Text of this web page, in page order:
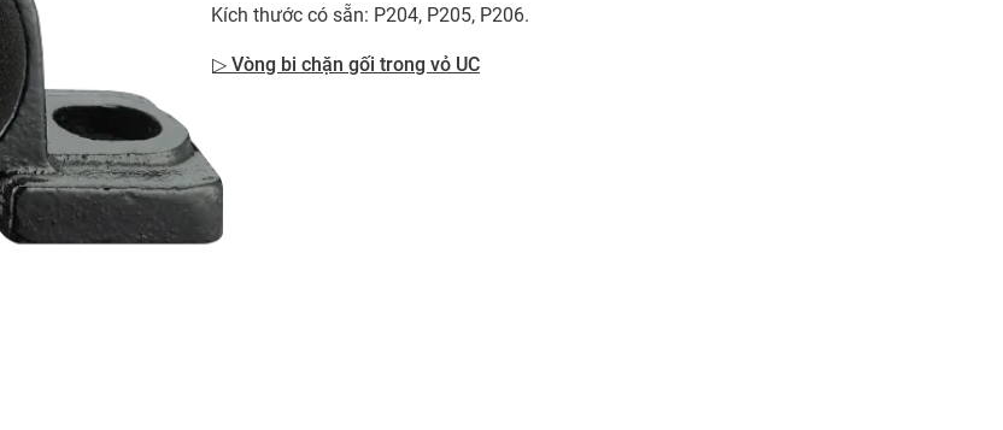
Kích thước có sẵn: P204, P205, P206.
▷ Vòng bi chặn gối trong vỏ UC